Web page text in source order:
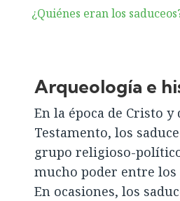
¿Quiénes eran los
Arqueología e
En la época de Cristo y
Testamento, los
grupo religioso-
mucho poder entre los
En ocasiones, los